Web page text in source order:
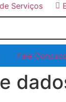
Serviços
Fale